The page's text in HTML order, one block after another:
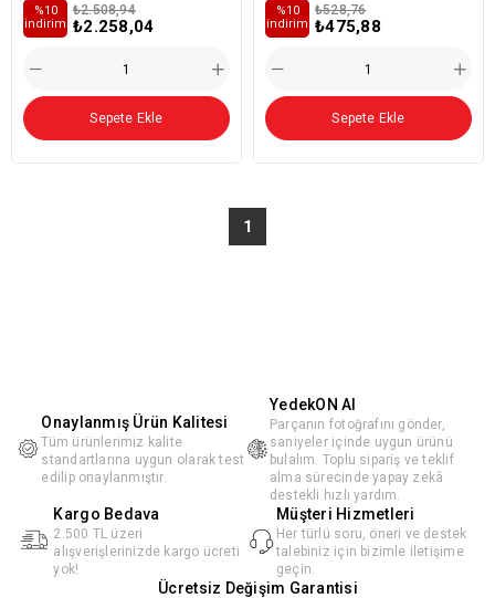
₺2.258,04
₺2.508,94
%10
i̇ndirim
Sepete Ekle
₺475,88
₺528,76
%10
i̇ndirim
Sepete Ekle
1
Onaylanmış Ürün Kalitesi
Tüm ürünlerimiz kalite
standartlarına uygun olarak test
edilip onaylanmıştır.
YedekON AI
Parçanın fotoğrafını gönder,
saniyeler içinde uygun ürünü
bulalım. Toplu sipariş ve teklif
alma sürecinde yapay zekâ
destekli hızlı yardım.
Kargo Bedava
2.500 TL üzeri
alışverişlerinizde kargo ücreti
yok!
Müşteri Hizmetleri
Her türlü soru, öneri ve destek
talebiniz için bizimle iletişime
geçin.
Ücretsiz Değişim Garantisi